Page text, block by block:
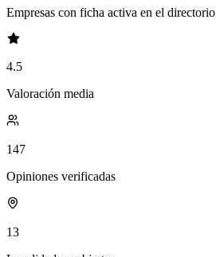
Empresas con ficha activa en el directorio
4.5
Valoración media
147
Opiniones verificadas
13